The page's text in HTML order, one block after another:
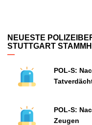
NEUESTE
STUTTGART
POL-S:
POL-S:
Zeugen